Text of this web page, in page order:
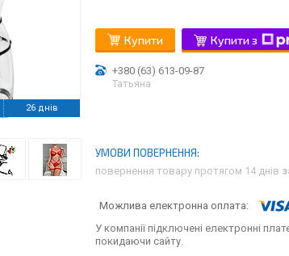
26 днів
Купити Купити з
+380 (63) 613-09-87
Татьяна
повернення товару протягом 14 днів
У компанії підключені електронні
покидаючи сайту.